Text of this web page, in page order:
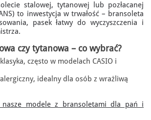
stalowej, tytanowej lub pozłacanej
to inwestycja w trwałość – bransoleta
pasek łatwy do wyczyszczenia i
czy tytanowa – co wybrać?
często w modelach CASIO i
idealny dla osób z wrażliwą
nasze modele z bransoletami dla pań i